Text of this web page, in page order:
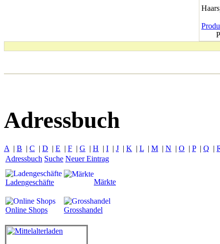
Adressbuch
A | B | C | D | E | F | G | H | I | J | K | L | M | N | O | P| Q |
Adressbuch Suche Neuer Eintrag
Ladengeschäfte Märkte
Online Shops Grosshandel